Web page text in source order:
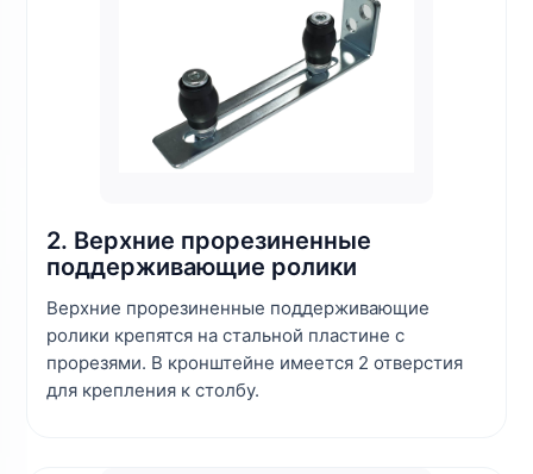
2. Верхние прорезиненные
поддерживающие ролики
Верхние прорезиненные поддерживающие
ролики крепятся на стальной пластине с
прорезями. В кронштейне имеется 2 отверстия
для крепления к столбу.